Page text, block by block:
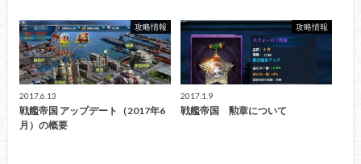
攻略情報
2017.6.13
戦艦帝国 アップデート（2017年6
月）の概要
攻略情報
2017.1.9
戦艦帝国 勲章について